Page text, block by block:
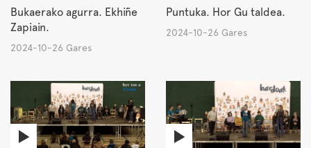
Bukaerako agurra. Ekhiñe
Zapiain.
2024-10-26 Gares
Puntuka. Hor Gu taldea.
2024-10-26 Gares